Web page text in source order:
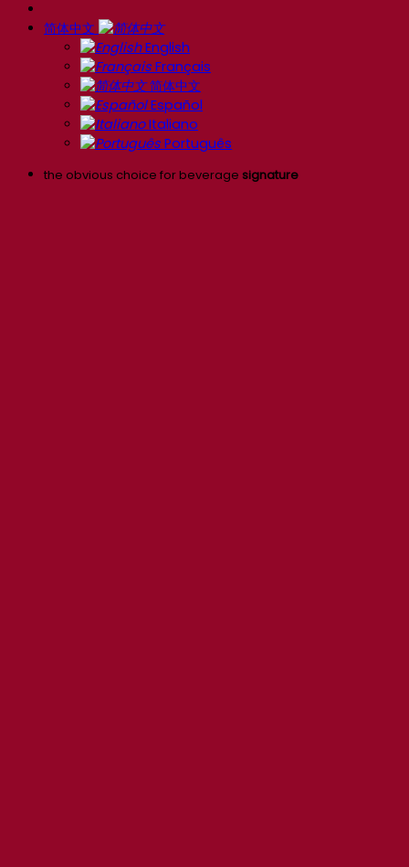
简体中文
English
Français
简体中文
Español
Italiano
Português
the obvious choice for beverage signature